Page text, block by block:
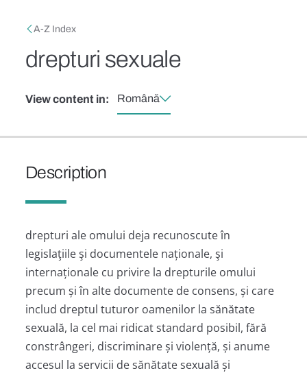
Breadcrumb
A-Z Index
drepturi sexuale
View content in: Română
Description
drepturi ale omului deja recunoscute în
legislaţiile şi documentele naționale, şi
internaționale cu privire la drepturile omului
precum și în alte documente de consens, și care
includ dreptul tuturor oamenilor la sănătate
sexuală, la cel mai ridicat standard posibil, fără
constrângeri, discriminare și violență, și anume
accesul la servicii de sănătate sexuală și